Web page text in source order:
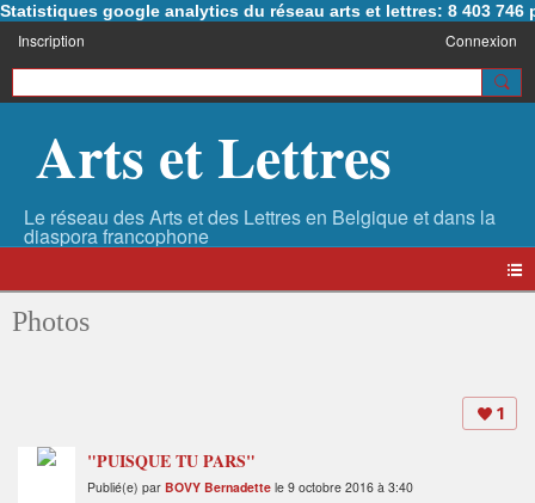
Statistiques google analytics du réseau arts et lettres: 8 403 746
Inscription Connexion
Arts et Lettres
Photos
1
"PUISQUE TU PARS"
Publié(e) par BOVY Bernadette le 9 octobre 2016 à 3:40